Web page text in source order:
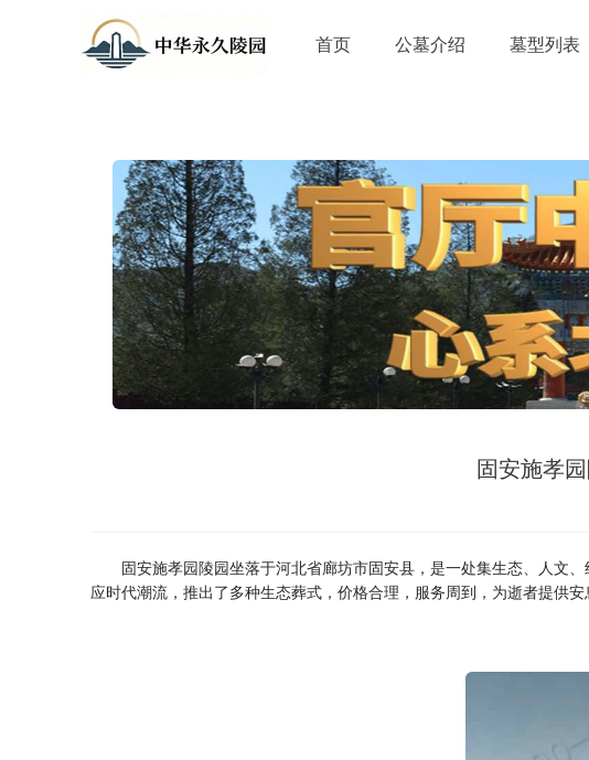
首页 公墓介绍 墓型列表
固安施孝
固安施孝园陵园坐落于河北省廊坊市固安县，是一处集生态、人文
应时代潮流，推出了多种生态葬式，价格合理，服务周到，为逝者提供安